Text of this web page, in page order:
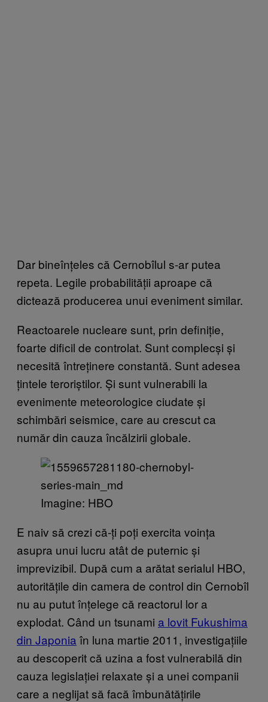
Dar bineînțeles că Cernobîlul s-ar putea
repeta. Legile probabilității aproape că
dictează producerea unui eveniment similar.
Reactoarele nucleare sunt, prin definiție,
foarte dificil de controlat. Sunt complecși și
necesită întreținere constantă. Sunt adesea
țintele teroriștilor. Și sunt vulnerabili la
evenimente meteorologice ciudate și
schimbări seismice, care au crescut ca
număr din cauza încălzirii globale.
Imagine: HBO
E naiv să crezi că-ți poți exercita voința
asupra unui lucru atât de puternic și
imprevizibil. După cum a arătat serialul HBO,
autoritățile din camera de control din Cernobîl
nu au putut înțelege că reactorul lor a
explodat. Când un tsunami a lovit Fukushima
din Japonia în luna martie 2011, investigațiile
au descoperit că uzina a fost vulnerabilă din
cauza legislației relaxate și a unei companii
care a neglijat să facă îmbunătățirile